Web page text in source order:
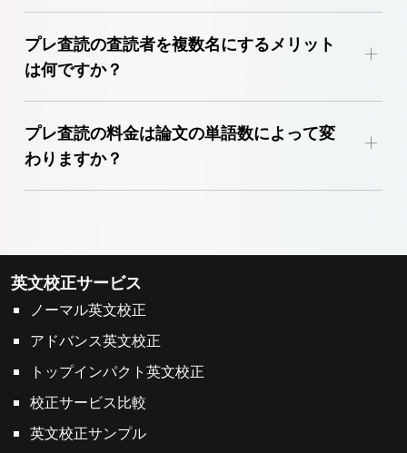
プレ査読の査読者を複数名にするメリット
は何ですか？
+
プレ査読の料金は論文の単語数によって変
わりますか？
+
英文校正サービス
ノーマル英文校正
アドバンス英文校正
トップインパクト英文校正
校正サービス比較
英文校正サンプル